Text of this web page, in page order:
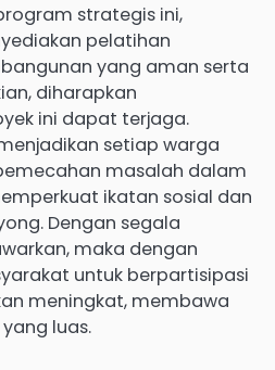
strategis ini,
pelatihan
yang aman serta
diharapkan
ini dapat terjaga.
setiap warga
masalah dalam
ikatan sosial dan
Dengan segala
maka dengan
untuk berpartisipasi
meningkat, membawa
luas.